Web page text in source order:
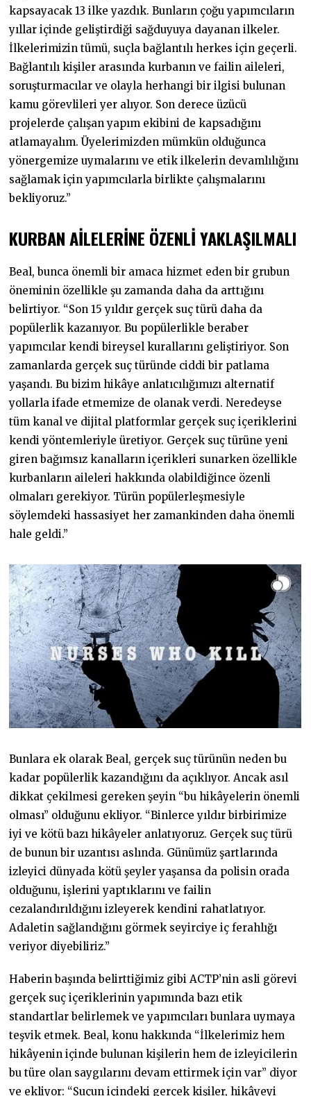
kapsayacak 13 ilke yazdık. Bunların çoğu yapımcıların
yıllar içinde geliştirdiği sağduyuya dayanan ilkeler.
İlkelerimizin tümü, suçla bağlantılı herkes için geçerli.
Bağlantılı kişiler arasında kurbanın ve failin aileleri,
soruşturmacılar ve olayla herhangi bir ilgisi bulunan
kamu görevlileri yer alıyor. Son derece üzücü
projelerde çalışan yapım ekibini de kapsadığını
atlamayalım. Üyelerimizden mümkün olduğunca
yönergemize uymalarını ve etik ilkelerin devamlılığını
sağlamak için yapımcılarla birlikte çalışmalarını
bekliyoruz.”
KURBAN AİLELERİNE ÖZENLİ YAKLAŞILMALI
Beal, bunca önemli bir amaca hizmet eden bir grubun
öneminin özellikle şu zamanda daha da arttığını
belirtiyor. “Son 15 yıldır gerçek suç türü daha da
popülerlik kazanıyor. Bu popülerlikle beraber
yapımcılar kendi bireysel kurallarını geliştiriyor. Son
zamanlarda gerçek suç türünde ciddi bir patlama
yaşandı. Bu bizim hikâye anlatıcılığımızı alternatif
yollarla ifade etmemize de olanak verdi. Neredeyse
tüm kanal ve dijital platformlar gerçek suç içeriklerini
kendi yöntemleriyle üretiyor. Gerçek suç türüne yeni
giren bağımsız kanalların içerikleri sunarken özellikle
kurbanların aileleri hakkında olabildiğince özenli
olmaları gerekiyor. Türün popülerleşmesiyle
söylemdeki hassasiyet her zamankinden daha önemli
hale geldi.”
Bunlara ek olarak Beal, gerçek suç türünün neden bu
kadar popülerlik kazandığını da açıklıyor. Ancak asıl
dikkat çekilmesi gereken şeyin “bu hikâyelerin önemli
olması” olduğunu ekliyor. “Binlerce yıldır birbirimize
iyi ve kötü bazı hikâyeler anlatıyoruz. Gerçek suç türü
de bunun bir uzantısı aslında. Günümüz şartlarında
izleyici dünyada kötü şeyler yaşansa da polisin orada
olduğunu, işlerini yaptıklarını ve failin
cezalandırıldığını izleyerek kendini rahatlatıyor.
Adaletin sağlandığını görmek seyirciye iç ferahlığı
veriyor diyebiliriz.”
Haberin başında belirttiğimiz gibi ACTP’nin asli görevi
gerçek suç içeriklerinin yapımında bazı etik
standartlar belirlemek ve yapımcıları bunlara uymaya
teşvik etmek. Beal, konu hakkında “İlkelerimiz hem
hikâyenin içinde bulunan kişilerin hem de izleyicilerin
bu türe olan saygılarını devam ettirmek için var” diyor
ve ekliyor: “Suçun içindeki gerçek kişiler, hikâyeyi